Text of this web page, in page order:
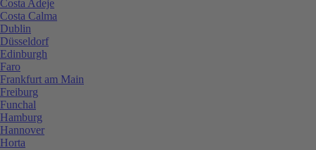
Costa Adeje
Costa Calma
Dublin
Düsseldorf
Edinburgh
Faro
Frankfurt am Main
Freiburg
Funchal
Hamburg
Hannover
Horta